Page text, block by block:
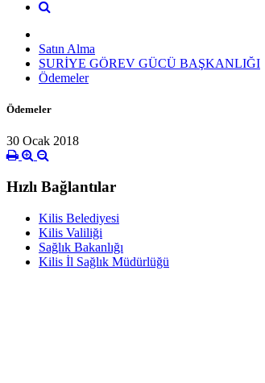
Satın Alma
SURİYE GÖREV GÜCÜ BAŞKANLIĞI
Ödemeler
Ödemeler
30 Ocak 2018
Hızlı Bağlantılar
Kilis Belediyesi
Kilis Valiliği
Sağlık Bakanlığı
Kilis İl Sağlık Müdürlüğü